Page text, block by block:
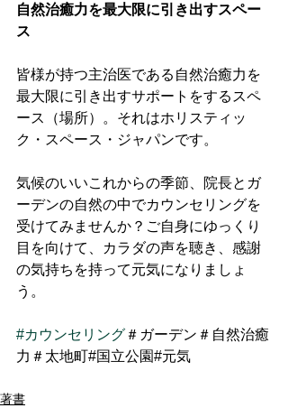
自然治癒力を最大限に引き出すスペー
ス
皆様が持つ主治医である自然治癒力を
最大限に引き出すサポートをするスペ
ース（場所）。それはホリスティッ
ク・スペース・ジャパンです。
気候のいいこれからの季節、院長とガ
ーデンの自然の中でカウンセリングを
受けてみませんか？ご自身にゆっくり
目を向けて、カラダの声を聴き、感謝
の気持ちを持って元気になりましょ
う。
#カウンセリング＃ガーデン＃自然治癒
力＃太地町#国立公園#元気
著書